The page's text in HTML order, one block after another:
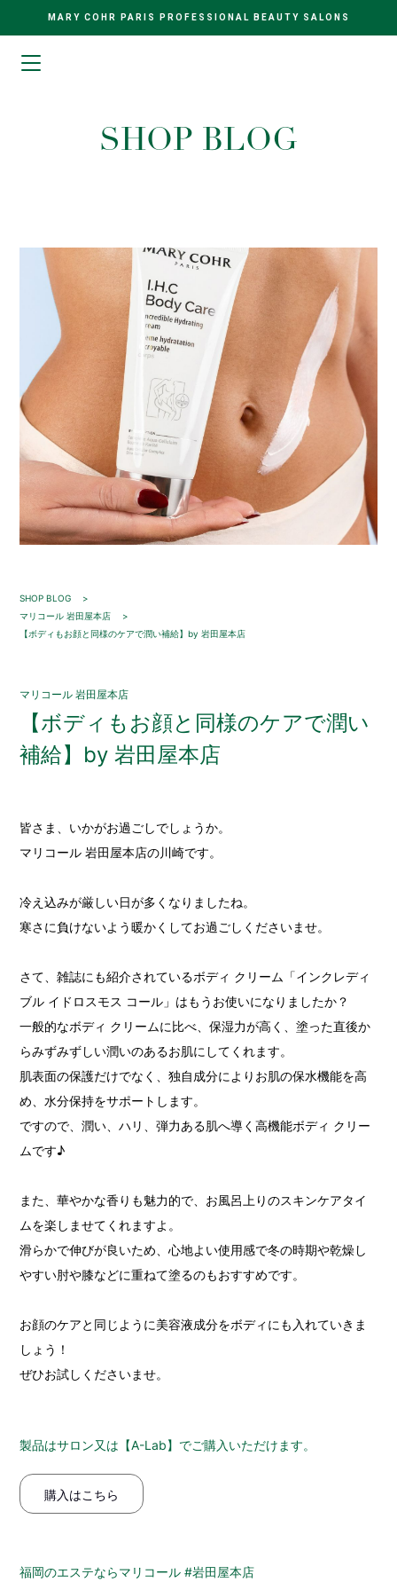
MARY COHR PARIS PROFESSIONAL BEAUTY SALONS
SHOP BLOG
SHOP BLOG
マリコール 岩田屋本店
【ボディもお顔と同様のケアで潤い補給】by 岩田屋本店
マリコール 岩田屋本店
【ボディもお顔と同様のケアで潤い
補給】by 岩田屋本店
皆さま、いかがお過ごしでしょうか。
マリコール 岩田屋本店の川崎です。
冷え込みが厳しい日が多くなりましたね。
寒さに負けないよう暖かくしてお過ごしくださいませ。
さて、雑誌にも紹介されているボディ クリーム「インクレディ
ブル イドロスモス コール」はもうお使いになりましたか？
一般的なボディ クリームに比べ、保湿力が高く、塗った直後か
らみずみずしい潤いのあるお肌にしてくれます。
肌表面の保護だけでなく、独自成分によりお肌の保水機能を高
め、水分保持をサポートします。
ですので、潤い、ハリ、弾力ある肌へ導く高機能ボディ クリー
ムです♪
また、華やかな香りも魅力的で、お風呂上りのスキンケアタイ
ムを楽しませてくれますよ。
滑らかで伸びが良いため、心地よい使用感で冬の時期や乾燥し
やすい肘や膝などに重ねて塗るのもおすすめです。
お顔のケアと同じように美容液成分をボディにも入れていきま
しょう！
ぜひお試しくださいませ。
製品はサロン又は【A-Lab】でご購入いただけます。
購入はこちら
福岡のエステならマリコール #岩田屋本店